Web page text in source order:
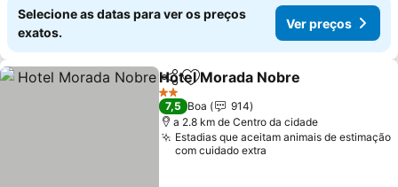
Selecione as datas para ver os preços
exatos.
Ver preços
PartilharAdicionar aos favoritos
Hotel Morada Nobre
2 Estrelas
7,5 Boa
914
a 2.8 km de Centro da cidade
Estadias que aceitam animais de estimação
com cuidado extra